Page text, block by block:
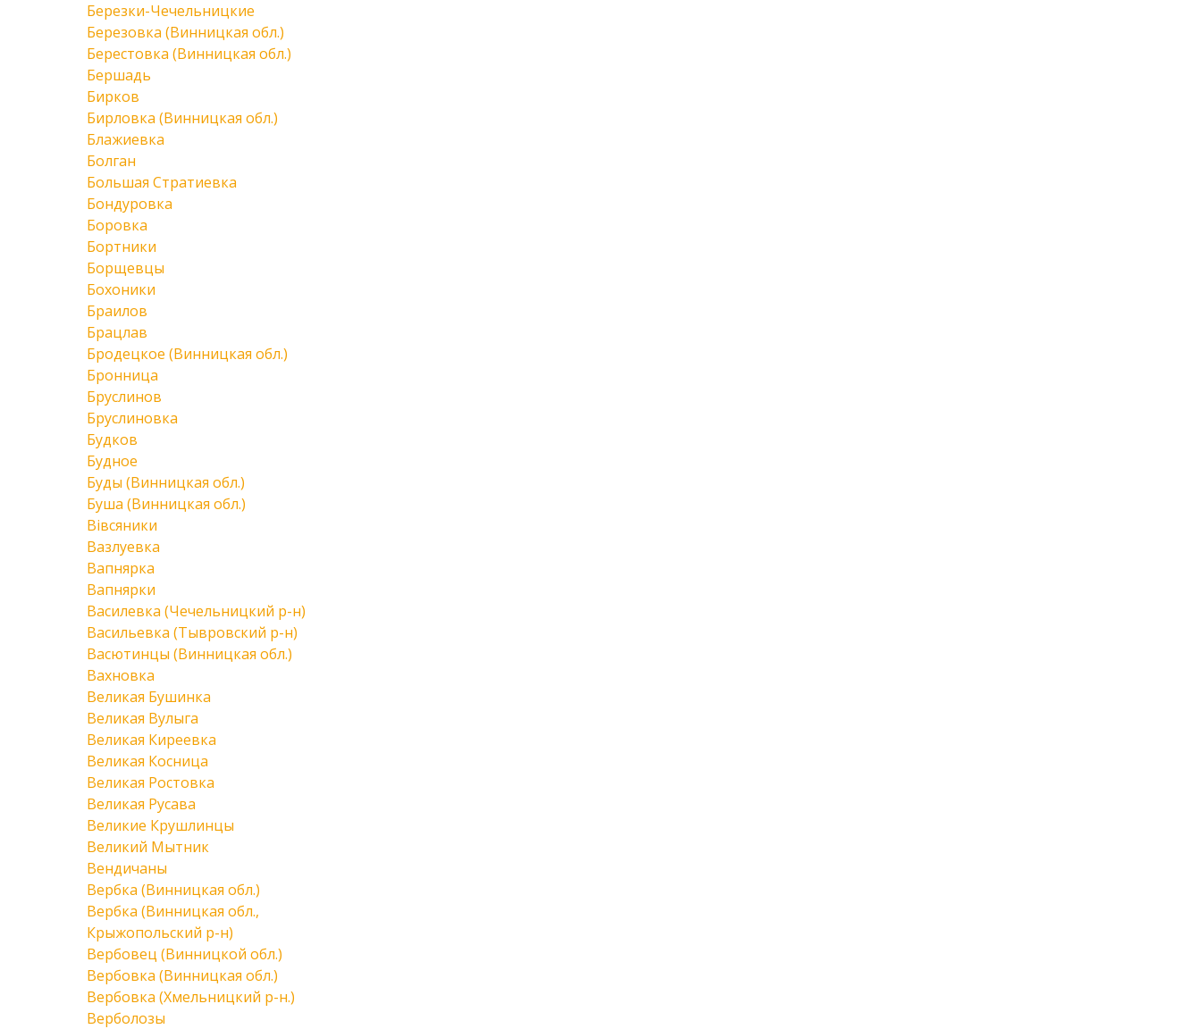
Березки-Чечельницкие
Березовка (Винницкая обл.)
Берестовка (Винницкая обл.)
Бершадь
Бирков
Бирловка (Винницкая обл.)
Блажиевка
Болган
Большая Стратиевка
Бондуровка
Боровка
Бортники
Борщевцы
Бохоники
Браилов
Брацлав
Бродецкое (Винницкая обл.)
Бронница
Бруслинов
Бруслиновка
Будков
Будное
Буды (Винницкая обл.)
Буша (Винницкая обл.)
Вівсяники
Вазлуевка
Вапнярка
Вапнярки
Василевка (Чечельницкий р-н)
Васильевка (Тывровский р-н)
Васютинцы (Винницкая обл.)
Вахновка
Великая Бушинка
Великая Вулыга
Великая Киреевка
Великая Косница
Великая Ростовка
Великая Русава
Великие Крушлинцы
Великий Мытник
Вендичаны
Вербка (Винницкая обл.)
Вербка (Винницкая обл.,
Крыжопольский р-н)
Вербовец (Винницкой обл.)
Вербовка (Винницкая обл.)
Вербовка (Хмельницкий р-н.)
Верболозы